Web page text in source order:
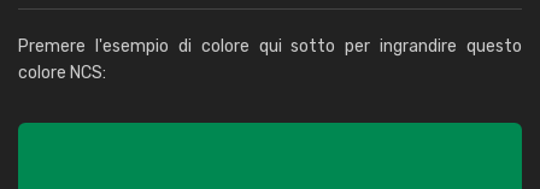
Premere l'esempio di colore qui sotto per ingrandire questo
colore NCS: